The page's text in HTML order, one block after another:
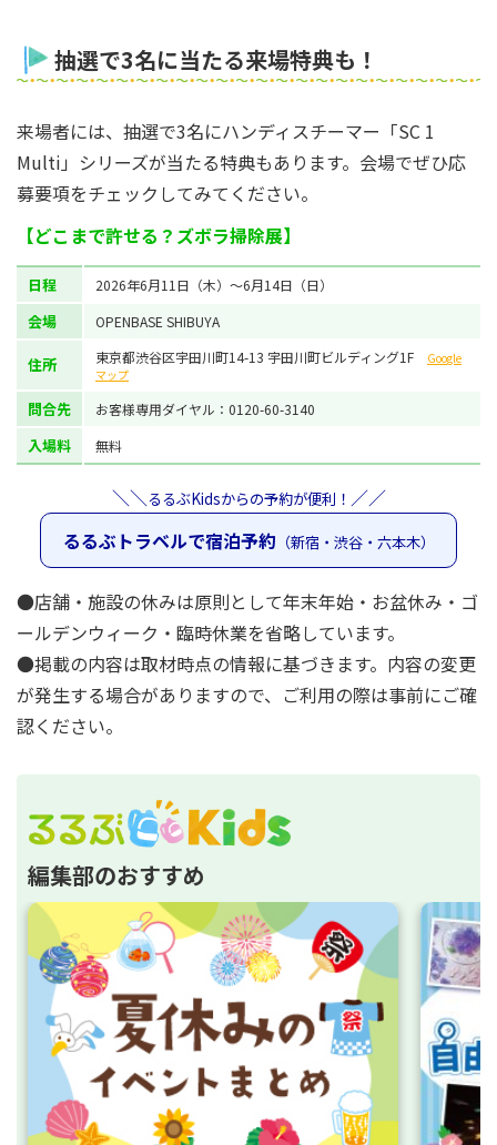
抽選で3名に当たる来場特典も！
来場者には、抽選で3名にハンディスチーマー「SC 1
Multi」シリーズが当たる特典もあります。会場でぜひ応
募要項をチェックしてみてください。
【どこまで許せる？ズボラ掃除展】
日程 2026年6月11日（木）～6月14日（日）
会場 OPENBASE SHIBUYA
住所 東京都渋谷区宇田川町14-13 宇田川町ビルディング1F
Google
マップ
問合先 お客様専用ダイヤル：0120-60-3140
入場料 無料
＼＼るるぶKidsからの予約が便利！ ／／
るるぶトラベルで宿泊予約 （新宿・渋谷・六本木）
●店舗・施設の休みは原則として年末年始・お盆休み・ゴ
ールデンウィーク・臨時休業を省略しています。
●掲載の内容は取材時点の情報に基づきます。内容の変更
が発生する場合がありますので、ご利用の際は事前にご確
認ください。
編集部のおすすめ